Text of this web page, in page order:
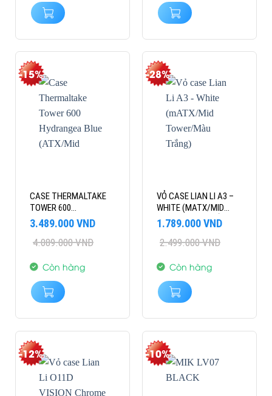
-15%
CASE THERMALTAKE
TOWER 600
HYDRANGEA BLUE
(ATX/MID TOWER/2
FAN)
4.089.000VND
Giá
là:
3.489.000VND
Giá
tại
3.489.000 VND.
Còn hàng
-28%
VỎ CASE LIAN LI A3 –
WHITE (MATX/MID
TOWER/MÀU TRẮNG)
2.499.000VND
Giá
là:
1.789.000VND
Giá
tại
1.789.000 VND.
Còn hàng
-12% -10%